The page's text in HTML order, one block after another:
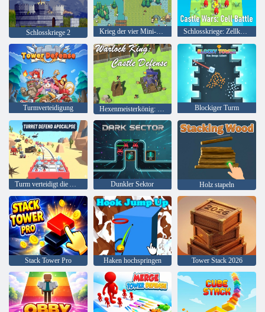
Schlosskriege 2 Krieg der vier Mini-Königreiche Schlosskriege: Zellkampf
Turmverteidigung Blockiger Turm
Turm verteidigt die Apokalypse Dunkler Sektor Holz stapeln
Stack Tower Pro Haken hochspringen Tower Stack 2026